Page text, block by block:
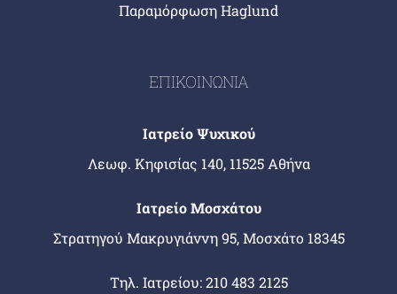
Παραμόρφωση Haglund
ΕΠΙΚΟΙΝΩΝΙΑ
Ιατρείο Ψυχικού
Λεωφ. Κηφισίας 140, 11525 Αθήνα
Ιατρείο Μοσχάτου
Στρατηγού Μακρυγιάννη 95, Μοσχάτο 18345
Tηλ. Ιατρείου:210 483 2125